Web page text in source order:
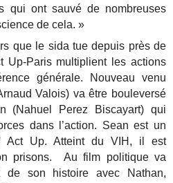
qui ont sauvé de nombreuses
de cela. »
que le sida tue depuis près de
Up-Paris multiplient les actions
générale. Nouveau venu
Valois) va être bouleversé
(Nahuel Perez Biscayart) qui
dans l’action. Sean est un
Act Up. Atteint du VIH, il est
prisons. Au film politique va
de son histoire avec Nathan,